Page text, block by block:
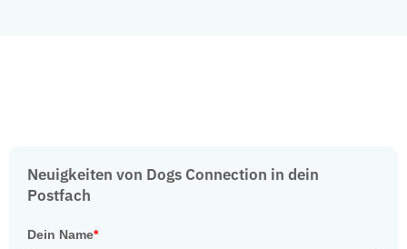
Neuigkeiten von Dogs Connection in dein
Postfach
Dein Name*